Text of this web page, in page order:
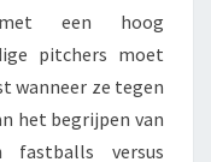
een hoog
pitchers moet
wanneer ze tegen
het begrijpen van
versus